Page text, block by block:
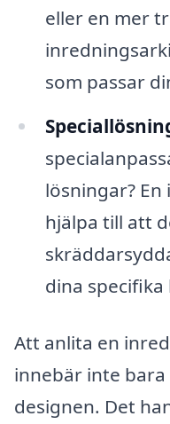
eller en mer
som passar
lösningar?
hjälpa till att
dina specifika
Att anlita en
innebär inte
designen. Det